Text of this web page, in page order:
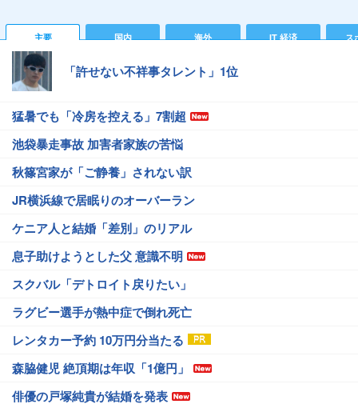
主要 国内 海外 IT 経済 ス
「許せない不祥事タレント」1位
猛暑でも「冷房を控える」7割超
池袋暴走事故 加害者家族の苦悩
秋篠宮家が「ご静養」されない訳
JR横浜線で居眠りのオーバーラン
ケニア人と結婚「差別」のリアル
息子助けようとした父 意識不明
スクバル「デトロイト戻りたい」
ラグビー選手が熱中症で倒れ死亡
レンタカー予約 10万円分当たる
森脇健児 絶頂期は年収「1億円」
俳優の戸塚純貴が結婚を発表